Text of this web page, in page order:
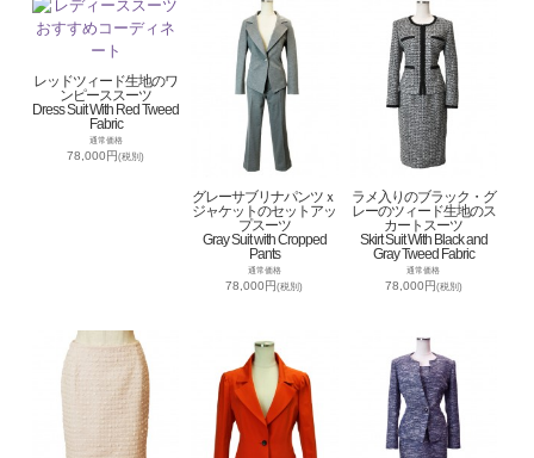
レッドツィード生地のワ
ンピーススーツ
Dress Suit With Red Tweed
Fabric
通常価格
78,000円(税別)
グレーサブリナパンツｘ
ジャケットのセットアッ
プスーツ
Gray Suit with Cropped
Pants
通常価格
78,000円(税別)
ラメ入りのブラック・グ
レーのツィード生地のス
カートスーツ
Skirt Suit With Black and
Gray Tweed Fabric
通常価格
78,000円(税別)